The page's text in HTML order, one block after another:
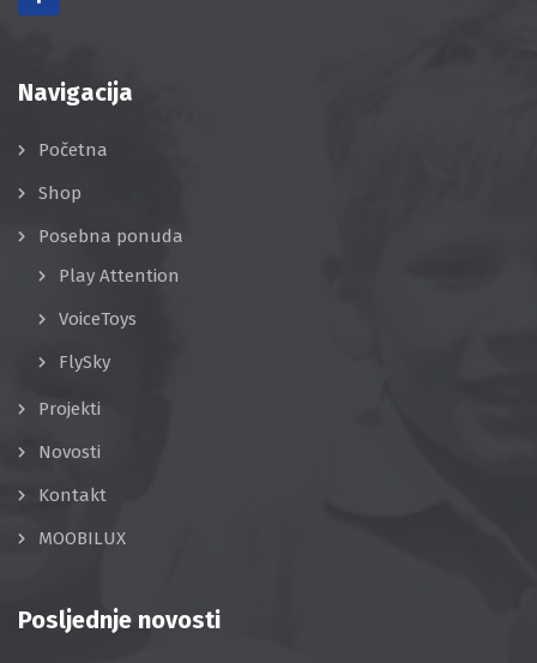
Navigacija
Početna
Shop
Posebna ponuda
Play Attention
VoiceToys
FlySky
Projekti
Novosti
Kontakt
MOOBILUX
Posljednje novosti